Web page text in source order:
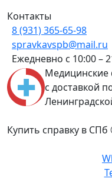
Медицинские
с доставкой
Купить справку в СПб
Контакты
8 (931) 365-65-98
spravkavspb@mail.ru
Ежедневно с 10:00 –